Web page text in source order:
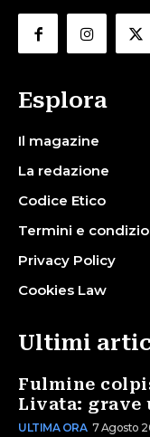
Esplora
Il magazine
La redazione
Codice Etico
Termini e
Privacy Policy
Cookies Law
Ultimi
Fulmine
Livata: grave
ULTIMA ORA 7 Agosto